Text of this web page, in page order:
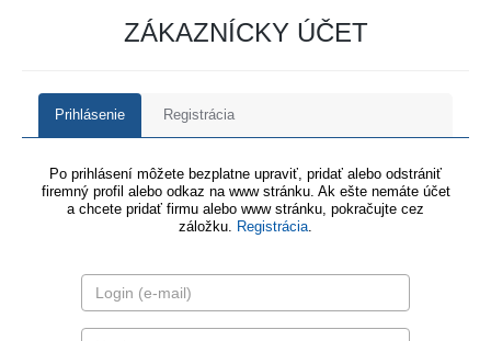
ZÁKAZNÍCKY ÚČET
Prihlásenie Registrácia
Po prihlásení môžete bezplatne upraviť, pridať alebo odstrániť
firemný profil alebo odkaz na www stránku. Ak ešte nemáte účet
a chcete pridať firmu alebo www stránku, pokračujte cez
záložku. Registrácia.